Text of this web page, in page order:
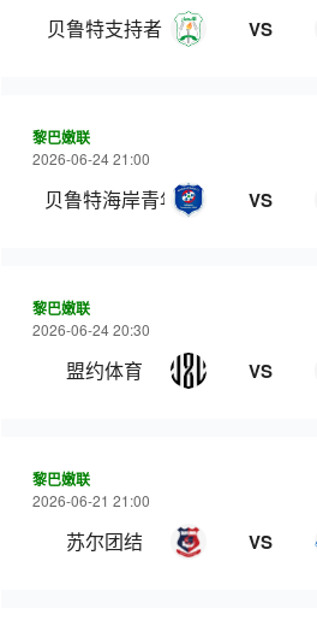
贝鲁特支持者 VS
黎巴嫩联
2026-06-24 21:00
贝鲁特海岸青年 VS
黎巴嫩联
2026-06-24 20:30
盟约体育 VS
黎巴嫩联
2026-06-21 21:00
苏尔团结 VS